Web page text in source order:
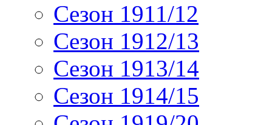
Сезон 1911/12
Сезон 1912/13
Сезон 1913/14
Сезон 1914/15